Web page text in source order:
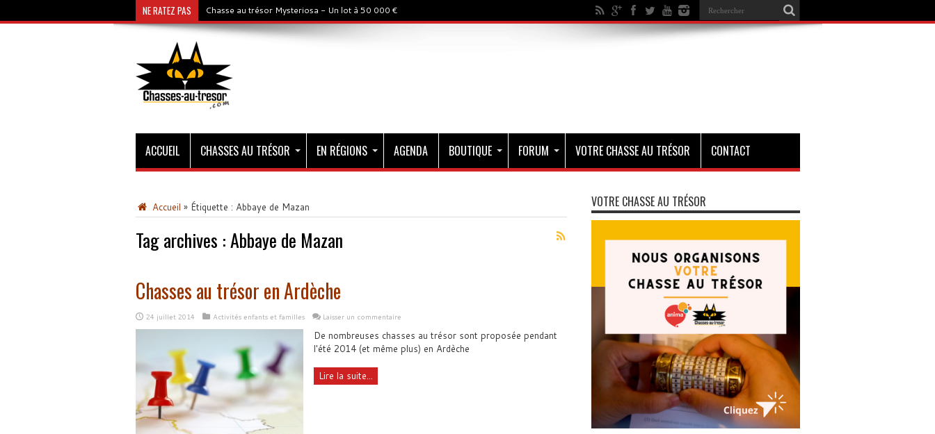
NE RATEZ PAS Chasse au trésor Mysteriosa - Un lot à 50 000 €
ACCUEIL CHASSES AU TRÉSOR EN RÉGIONS AGENDA BOUTIQUE FORUM VOTRE CHASSE AU TRÉSOR CONTACT
Accueil » Étiquette : Abbaye de Mazan
Tag archives :Abbaye de Mazan
Chasses au trésor en Ardèche
24 juillet 2014 Activités enfants et familles Laisser un commentaire
De nombreuses chasses au trésor sont proposée pendant
l'été 2014 (et même plus) en Ardèche
Lire la suite...
VOTRE CHASSE AU TRÉSOR